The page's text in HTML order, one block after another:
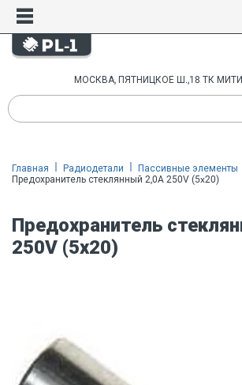
МОСКВА, ПЯТНИЦКОЕ Ш.,18 ТК
Главная Радиодетали Пассивные элементы
Предохранитель стеклянный 2,0A 250V (5x20)
Предохранитель
250V (5x20)